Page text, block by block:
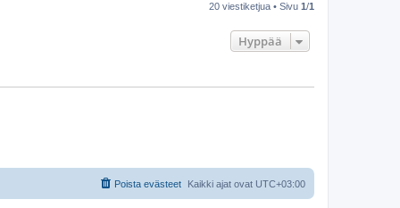
20 viestiketjua • Sivu 1/1
Hyppää
Kaikki ajat ovat UTC+03:00
Poista evästeet